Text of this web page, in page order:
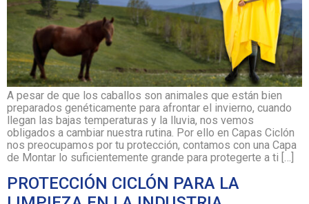
A pesar de que los caballos son animales que están bien
preparados genéticamente para afrontar el invierno, cuando
llegan las bajas temperaturas y la lluvia, nos vemos
obligados a cambiar nuestra rutina. Por ello en Capas Ciclón
nos preocupamos por tu protección, contamos con una Capa
de Montar lo suficientemente grande para protegerte a ti […]
PROTECCIÓN CICLÓN PARA LA